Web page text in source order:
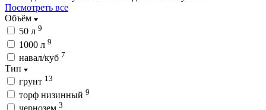
Посмотреть все
Объём
50 л 9
1000 л 9
навал/куб 7
Тип
грунт 13
торф низинный 9
чернозем 3